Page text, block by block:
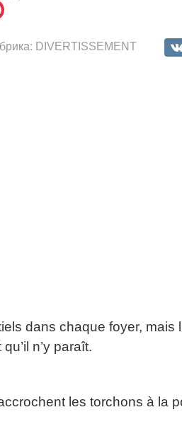
DIVERTISSEMENT
dans chaque foyer, mais
n’y paraît.
les torchons à la